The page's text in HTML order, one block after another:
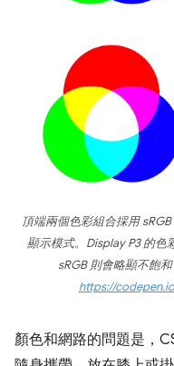
頂端兩個色彩組合採用
顯示模式。Display P3 的色
sRGB 則會略顯不飽
https://
顏色和網路的問題是，